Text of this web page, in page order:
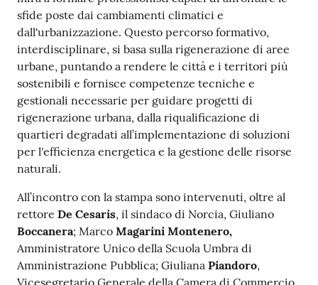
sfide poste dai cambiamenti climatici e
dall'urbanizzazione. Questo percorso formativo,
interdisciplinare, si basa sulla rigenerazione di aree
urbane, puntando a rendere le città e i territori più
sostenibili e fornisce competenze tecniche e
gestionali necessarie per guidare progetti di
rigenerazione urbana, dalla riqualificazione di
quartieri degradati all’implementazione di soluzioni
per l'efficienza energetica e la gestione delle risorse
naturali.
All’incontro con la stampa sono intervenuti, oltre al
rettore De Cesaris, il sindaco di Norcia, Giuliano
Boccanera; Marco Magarini Montenero,
Amministratore Unico della Scuola Umbra di
Amministrazione Pubblica; Giuliana Piandoro,
Vicesegretario Generale della Camera di Commercio